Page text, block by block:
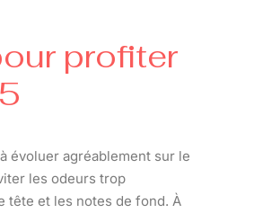
profiter
évoluer agréablement sur le
les odeurs trop
tête et les notes de fond. À